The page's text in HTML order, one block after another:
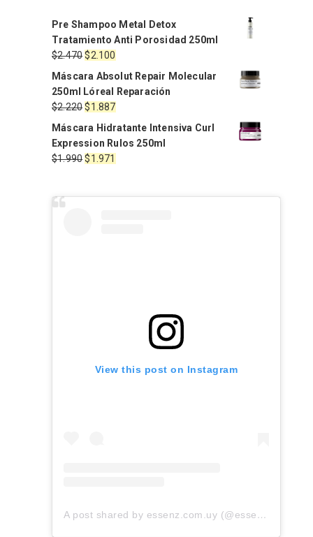
Pre Shampoo Metal Detox
Tratamiento Anti Porosidad 250ml
$2.470El
precio
original
era:
$2.470.
$2.100
precio
actual
es:
$2.100.
Máscara Absolut Repair Molecular
250ml Lóreal Reparación
$2.220El
precio
original
era:
$2.220.
$1.887El
actual
es:
$1.887.
Máscara Hidratante Intensiva Curl
Expression Rulos 250ml
$1.990El
$1.971
View this post on Instagram
A post shared by essenz.com.uy (@essenz.com.uy)